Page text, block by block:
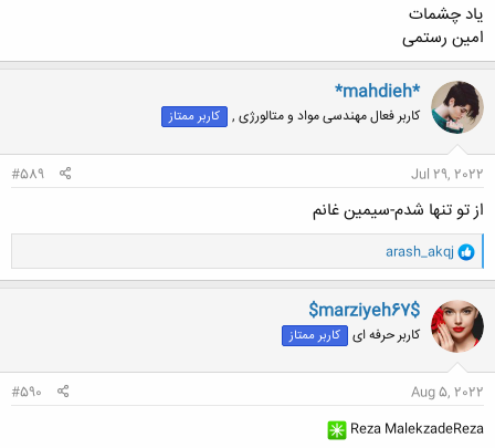
یاد چشمات
امین رستمی
*mahdieh*
کاربر فعال مهندسی مواد و متالورژی , کاربر ممتاز
Jul 29, 2022
#589
از تو تنها شدم-سیمین غانم
و
ا
ک
ن
ش
ه
ا
arash_akqj
$marziyeh67$
کاربر حرفه ای کاربر ممتاز
Aug 5, 2022
#590
Reza MalekzadeReza